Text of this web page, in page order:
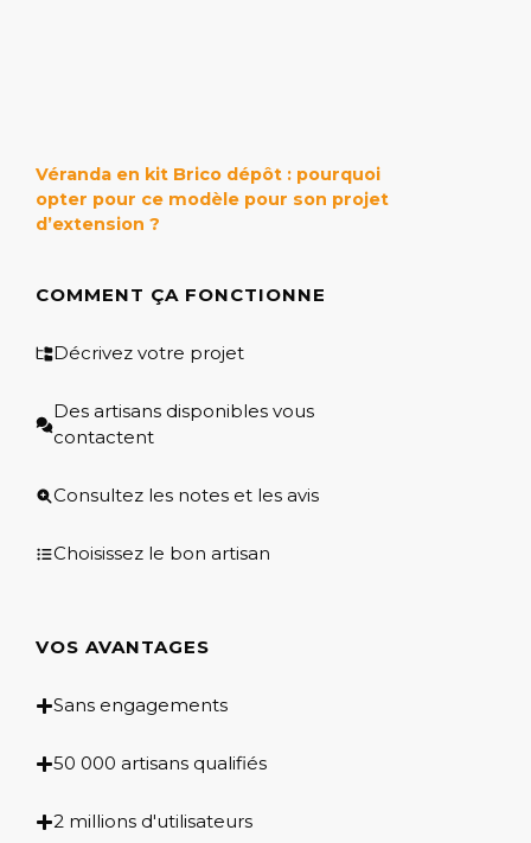
Véranda en kit Brico dépôt : pourquoi
opter pour ce modèle pour son projet
d’extension ?
COMMENT ÇA FONCTIONNE
Décrivez votre projet
Des artisans disponibles vous
contactent
Consultez les notes et les avis
Choisissez le bon artisan
VOS AVANTAGES
Sans engagements
50 000 artisans qualifiés
2 millions d'utilisateurs